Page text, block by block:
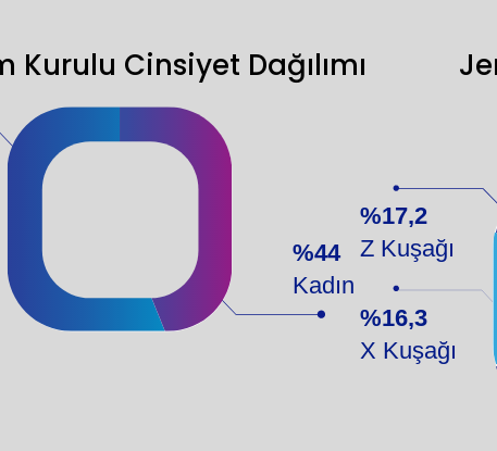
Kurulu Cinsiyet Dağılımı
%44
Kadın
%17,2
Z Kuşağı
%16,3
X Kuşağı